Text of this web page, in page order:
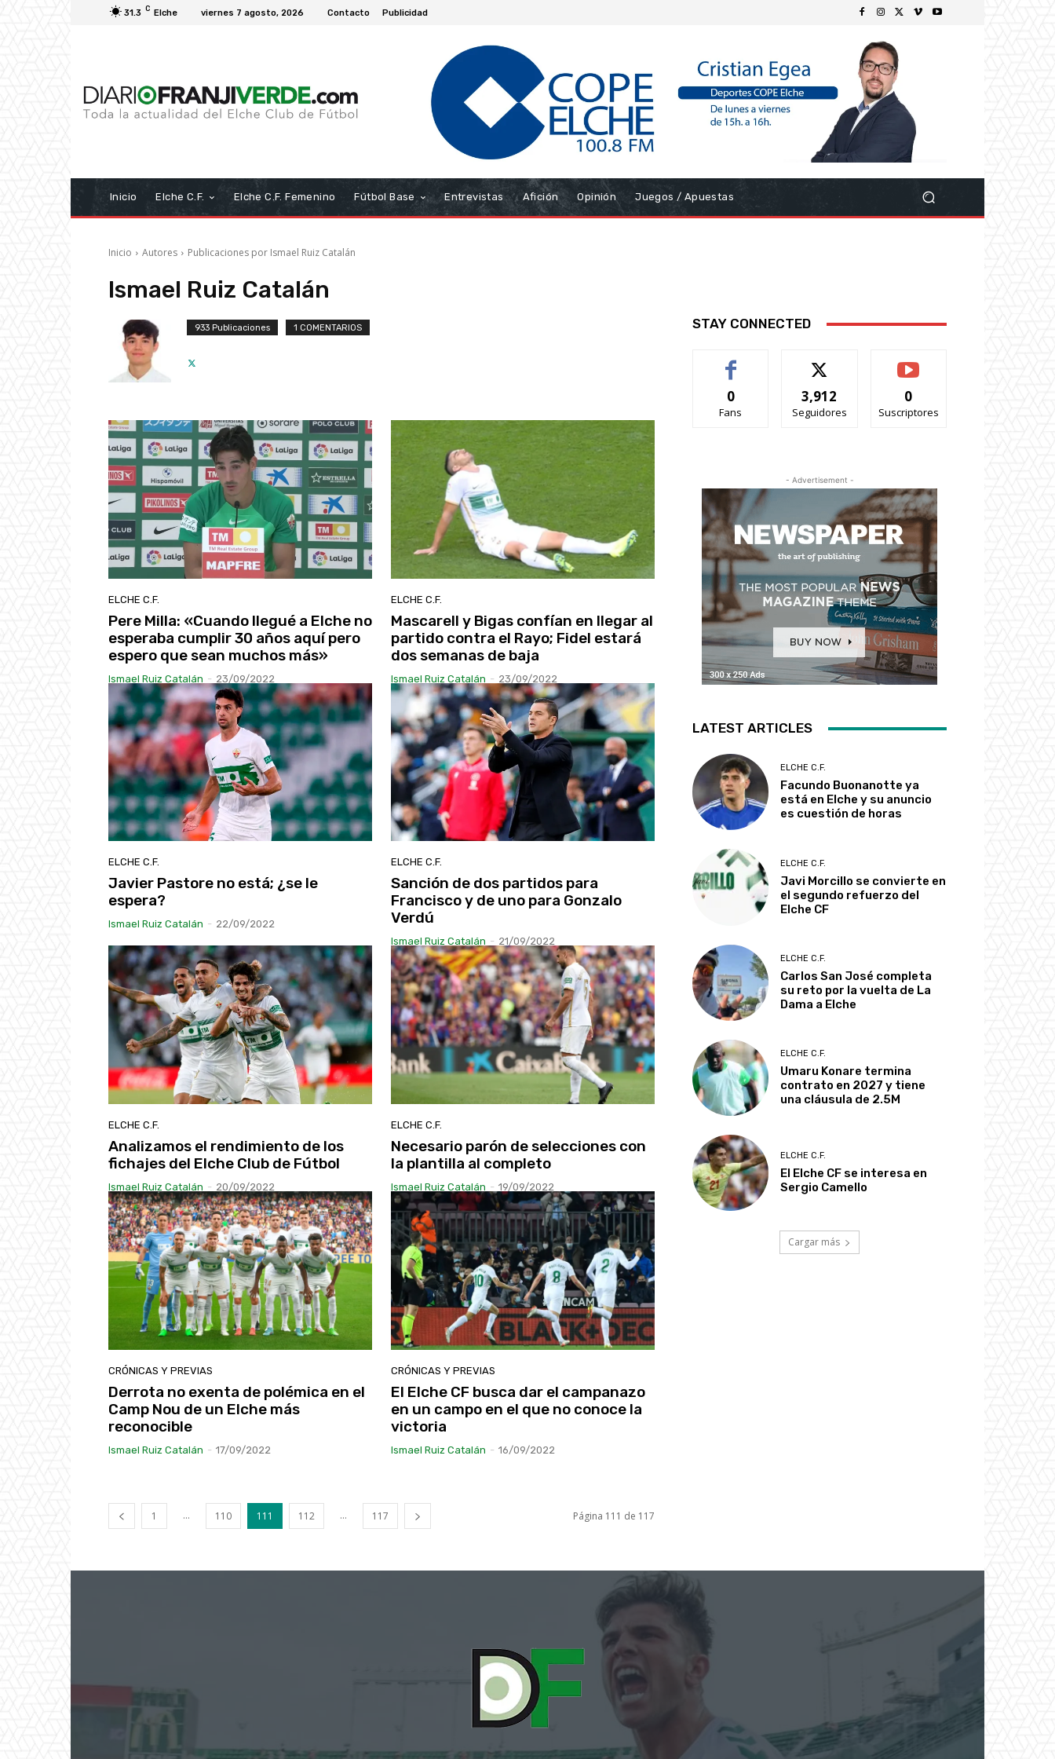
31.3 C Elche viernes 7 agosto, 2026 Contacto Publicidad
Inicio Elche C.F. Elche C.F. Femenino Fútbol Base Entrevistas Afición Opinión Juegos / Apuestas
Inicio Autores Publicaciones por Ismael Ruiz Catalán
Ismael Ruiz Catalán
933 Publicaciones 1 COMENTARIOS
ELCHE C.F.
Pere Milla: «Cuando llegué a Elche no
esperaba cumplir 30 años aquí pero
espero que sean muchos más»
Ismael Ruiz Catalán - 23/09/2022
ELCHE C.F.
Mascarell y Bigas confían en llegar al
partido contra el Rayo; Fidel estará
dos semanas de baja
Ismael Ruiz Catalán - 23/09/2022
ELCHE C.F.
Javier Pastore no está; ¿se le
espera?
Ismael Ruiz Catalán - 22/09/2022
ELCHE C.F.
Sanción de dos partidos para
Francisco y de uno para Gonzalo
Verdú
Ismael Ruiz Catalán - 21/09/2022
ELCHE C.F.
Analizamos el rendimiento de los
fichajes del Elche Club de Fútbol
Ismael Ruiz Catalán - 20/09/2022
ELCHE C.F.
Necesario parón de selecciones con
la plantilla al completo
Ismael Ruiz Catalán - 19/09/2022
CRÓNICAS Y PREVIAS
Derrota no exenta de polémica en el
Camp Nou de un Elche más
reconocible
Ismael Ruiz Catalán - 17/09/2022
CRÓNICAS Y PREVIAS
El Elche CF busca dar el campanazo
en un campo en el que no conoce la
victoria
Ismael Ruiz Catalán - 16/09/2022
1 ... 110 111 112 ... 117 Página 111 de 117
STAY CONNECTED
0
Fans
3,912
Seguidores
0
Suscriptores
- Advertisement -
LATEST ARTICLES
ELCHE C.F.
Facundo Buonanotte ya
está en Elche y su anuncio
es cuestión de horas
ELCHE C.F.
Javi Morcillo se convierte en
el segundo refuerzo del
Elche CF
ELCHE C.F.
Carlos San José completa
su reto por la vuelta de La
Dama a Elche
ELCHE C.F.
Umaru Konare termina
contrato en 2027 y tiene
una cláusula de 2.5M
ELCHE C.F.
El Elche CF se interesa en
Sergio Camello
Cargar más